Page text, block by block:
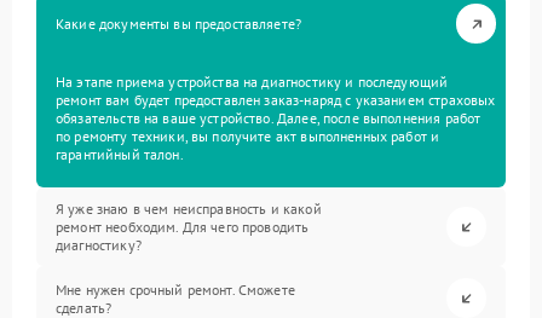
Какие документы вы предоставляете?
На этапе приема устройства на диагностику и последующий
ремонт вам будет предоставлен заказ-наряд с указанием страховых
обязательств на ваше устройство. Далее, после выполнения работ
по ремонту техники, вы получите акт выполненных работ и
гарантийный талон.
Я уже знаю в чем неисправность и какой
ремонт необходим. Для чего проводить
диагностику?
Мне нужен срочный ремонт. Сможете
сделать?